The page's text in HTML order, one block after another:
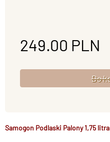
249.00 PLN
Samogon Podlaski Palony 1,75 litra